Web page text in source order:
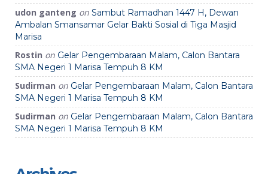
udon ganteng on Sambut Ramadhan 1447 H, Dewan
Ambalan Smansamar Gelar Bakti Sosial di Tiga Masjid
Marisa
Rostin on Gelar Pengembaraan Malam, Calon Bantara
SMA Negeri 1 Marisa Tempuh 8 KM
Sudirman on Gelar Pengembaraan Malam, Calon Bantara
SMA Negeri 1 Marisa Tempuh 8 KM
Sudirman on Gelar Pengembaraan Malam, Calon Bantara
SMA Negeri 1 Marisa Tempuh 8 KM